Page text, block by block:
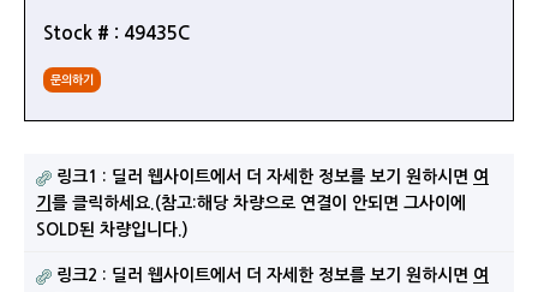
Stock # : 49435C
문의하기
링크1 : 딜러 웹사이트에서 더 자세한 정보를 보기 원하시면 여
기 를 클릭하세요.(참고:해당 차량으로 연결이 안되면 그사이에
SOLD된 차량입니다.)
링크2 : 딜러 웹사이트에서 더 자세한 정보를 보기 원하시면 여